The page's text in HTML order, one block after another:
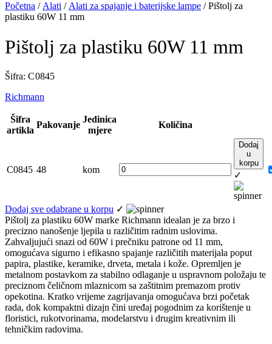
Početna / Alati / Alati za spajanje i baterijske lampe / Pištolj za
plastiku 60W 11 mm
Pištolj za plastiku 60W 11 mm
Šifra: C 0845
Richmann
Šifra
artikla
Pakovanje
Jedinica
mjere
Količina
C0845 48 kom
Dodaj
u
korpu
✓
Dodaj sve odabrane u korpu ✓
Pištolj za plastiku 60W marke Richmann idealan je za brzo i
precizno nanošenje ljepila u različitim radnim uslovima.
Zahvaljujući snazi od 60W i prečniku patrone od 11 mm,
omogućava sigurno i efikasno spajanje različitih materijala poput
papira, plastike, keramike, drveta, metala i kože. Opremljen je
metalnom postavkom za stabilno odlaganje u uspravnom položaju te
preciznom čeličnom mlaznicom sa zaštitnim premazom protiv
opekotina. Kratko vrijeme zagrijavanja omogućava brzi početak
rada, dok kompaktni dizajn čini uređaj pogodnim za korištenje u
floristici, rukotvorinama, modelarstvu i drugim kreativnim ili
tehničkim radovima.